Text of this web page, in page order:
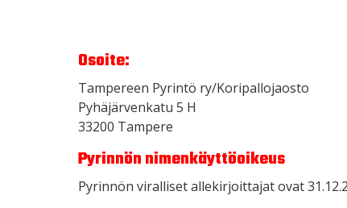
Osoite:
Tampereen Pyrintö ry/Koripallojaosto
Pyhäjärvenkatu 5 H
33200 Tampere
Pyrinnön nimenkäyttöoikeus
Pyrinnön viralliset allekirjoittajat ovat